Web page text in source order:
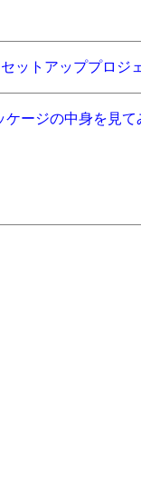
セットアッププロジ
ージの中身を見て